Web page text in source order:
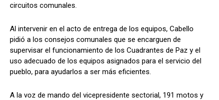
circuitos comunales.
Al intervenir en el acto de entrega de los equipos, Cabello
pidió a los consejos comunales que se encarguen de
supervisar el funcionamiento de los Cuadrantes de Paz y el
uso adecuado de los equipos asignados para el servicio del
pueblo, para ayudarlos a ser más eficientes.
A la voz de mando del vicepresidente sectorial, 191 motos y